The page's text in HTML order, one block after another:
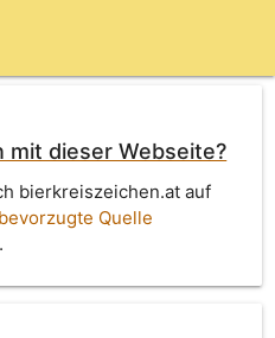
mit dieser Webseite?
bierkreiszeichen.at auf
Quelle
.